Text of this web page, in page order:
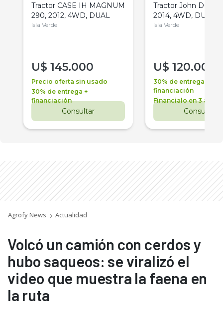
Tractor CASE IH MAGNUM
290, 2012, 4WD, DUAL
Isla Verde
U$ 145.000
Precio oferta sin usado
30% de entrega +
financiación
Consultar
Tractor John Deere
2014, 4WD, DUAL
Isla Verde
U$ 120.000
30% de entrega +
financiación
Financialo en 3 años
Consultar
Agrofy News Actualidad
Volcó un camión con cerdos y
hubo saqueos: se viralizó el
video que muestra la faena en
la ruta